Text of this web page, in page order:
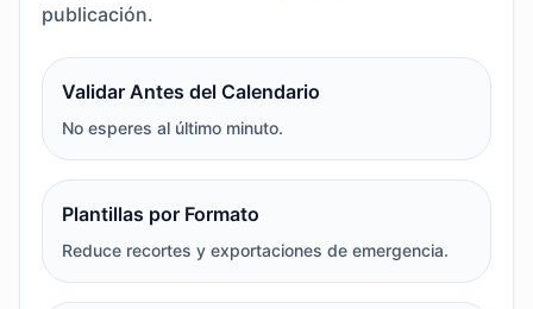
publicación.
Validar Antes del Calendario
No esperes al último minuto.
Plantillas por Formato
Reduce recortes y exportaciones de emergencia.